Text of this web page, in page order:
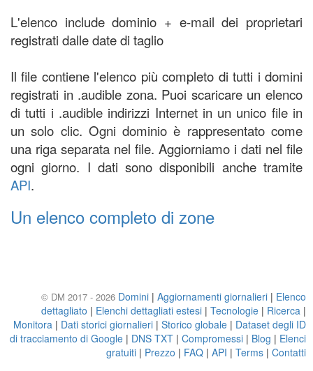
L'elenco include dominio + e-mail dei proprietari
registrati dalle date di taglio
Il file contiene l'elenco più completo di tutti i domini
registrati in .audible zona. Puoi scaricare un elenco
di tutti i .audible indirizzi Internet in un unico file in
un solo clic. Ogni dominio è rappresentato come
una riga separata nel file. Aggiorniamo i dati nel file
ogni giorno. I dati sono disponibili anche tramite
API.
Un elenco completo di zone
© DM 2017 - 2026 Domini | Aggiornamenti giornalieri | Elenco
dettagliato | Elenchi dettagliati estesi | Tecnologie | Ricerca |
Monitora | Dati storici giornalieri | Storico globale | Dataset degli ID
di tracciamento di Google | DNS TXT | Compromessi | Blog | Elenci
gratuiti | Prezzo | FAQ | API | Terms | Contatti